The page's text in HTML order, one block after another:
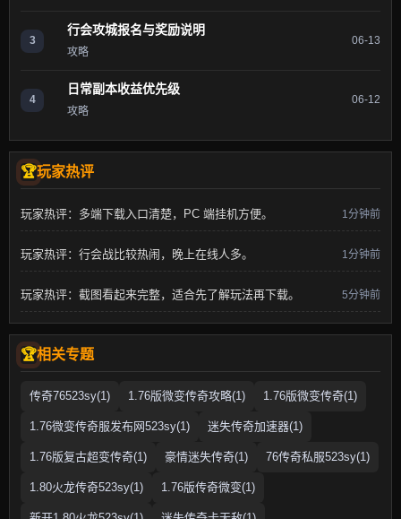
3
行会攻城报名与奖励说明
攻略
06-13
4
日常副本收益优先级
攻略
06-12
玩家热评
玩家热评：多端下载入口清楚，PC 端挂机方便。 1分钟前
玩家热评：行会战比较热闹，晚上在线人多。 1分钟前
玩家热评：截图看起来完整，适合先了解玩法再下载。 5分钟前
相关专题
传奇76523sy(1) 1.76版微变传奇攻略(1) 1.76版微变传奇(1)
1.76微变传奇服发布网523sy(1) 迷失传奇加速器(1)
1.76版复古超变传奇(1) 豪情迷失传奇(1) 76传奇私服523sy(1)
1.80火龙传奇523sy(1) 1.76版传奇微变(1)